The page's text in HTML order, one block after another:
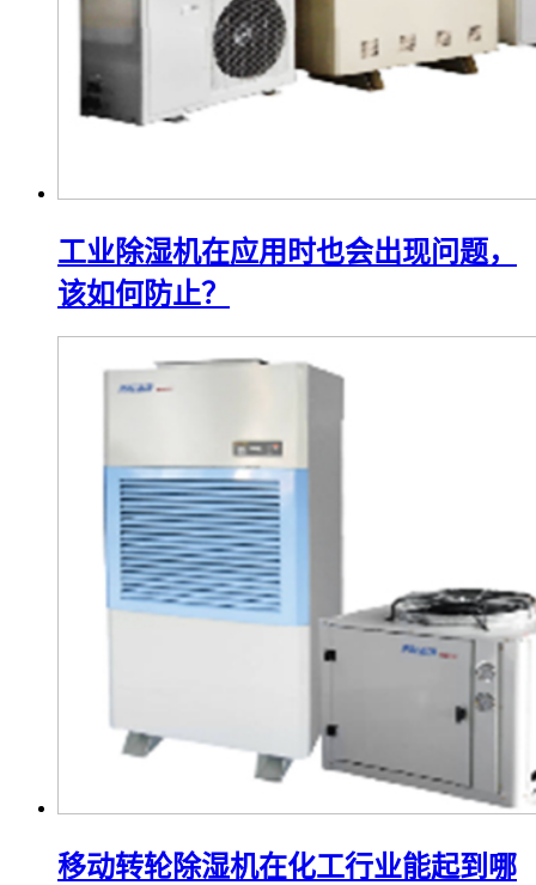
工业除湿机在应用时也会出现问题，
该如何防止？
移动转轮除湿机在化工行业能起到哪